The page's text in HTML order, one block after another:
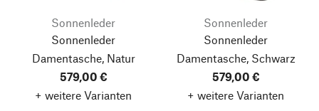
Sonnenleder
Sonnenleder
Damentasche, Natur
579,00 €
+ weitere Varianten
Sonnenleder
Sonnenleder
Damentasche, Schwarz
579,00 €
+ weitere Varianten